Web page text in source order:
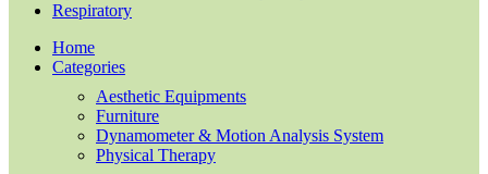
Respiratory
Home
Categories
Aesthetic Equipments
Furniture
Dynamometer & Motion Analysis System
Physical Therapy